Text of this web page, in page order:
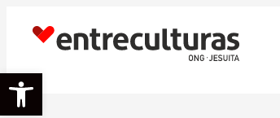
Abrir barra de herramientas